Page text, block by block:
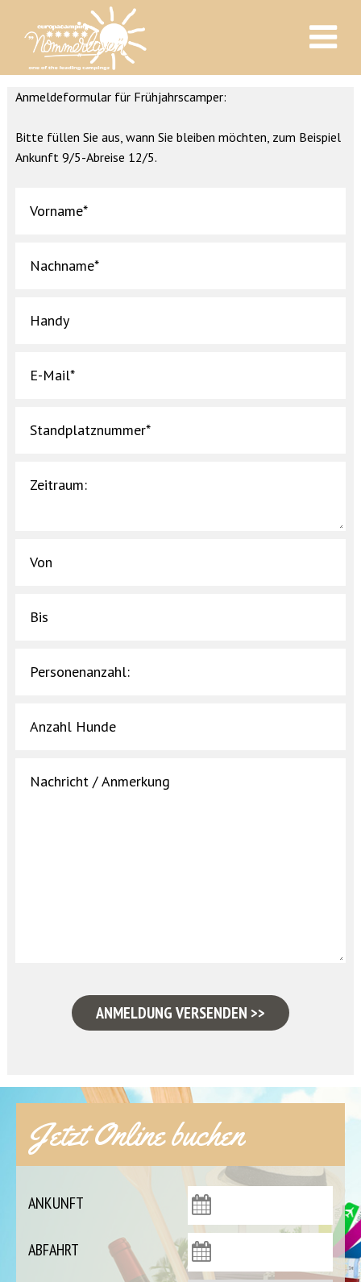
Anmeldeformular für Frühjahrscamper:
Bitte füllen Sie aus, wann Sie bleiben möchten, zum Beispiel
Ankunft 9/5-Abreise 12/5.
Jetzt Online buchen
ANKUNFT
ABFAHRT